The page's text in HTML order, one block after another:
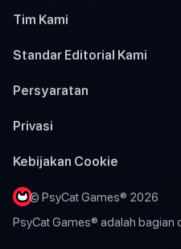
Tim Kami
Standar Editorial Kami
Persyaratan
Privasi
Kebijakan Cookie
© PsyCat Games® 2026
PsyCat Games® adalah bagian